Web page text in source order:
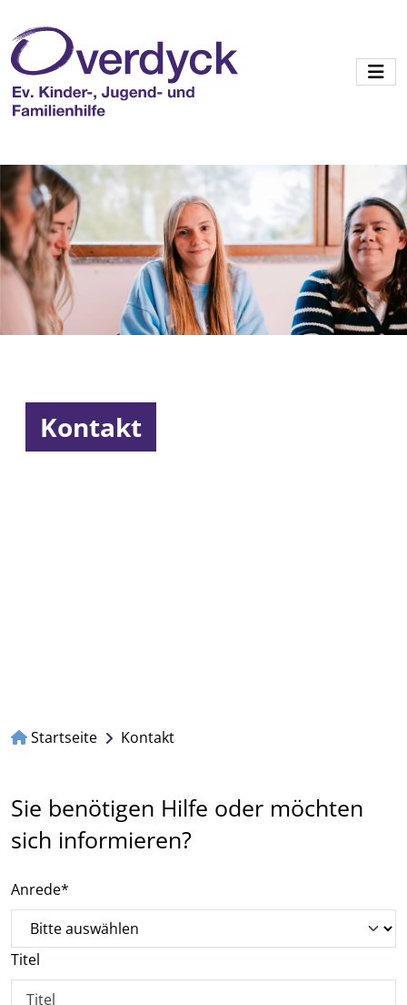
Kontakt
Startseite Kontakt
Sie benötigen Hilfe oder möchten
sich informieren?
Anrede*
Titel